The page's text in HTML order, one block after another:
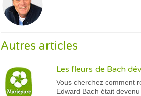
Autres articles
Les fleurs de Bach
Vous cherchez comment
Edward Bach était